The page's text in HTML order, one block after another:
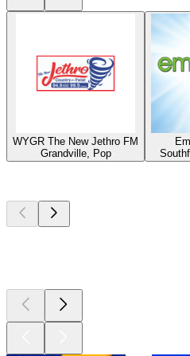
WYGR The New Jethro FM
Grandville, Pop